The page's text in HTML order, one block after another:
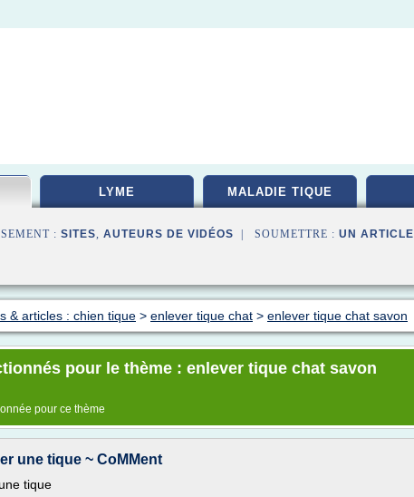
LYME MALADIE TIQUE
: SITES, AUTEURS DE VIDÉOS | SOUMETTRE : UN ARTICLE
& articles : chien tique > enlever tique chat > enlever tique chat savon
pour le thème : enlever tique chat savon
pour ce thème
une tique ~ CoMMent
tique